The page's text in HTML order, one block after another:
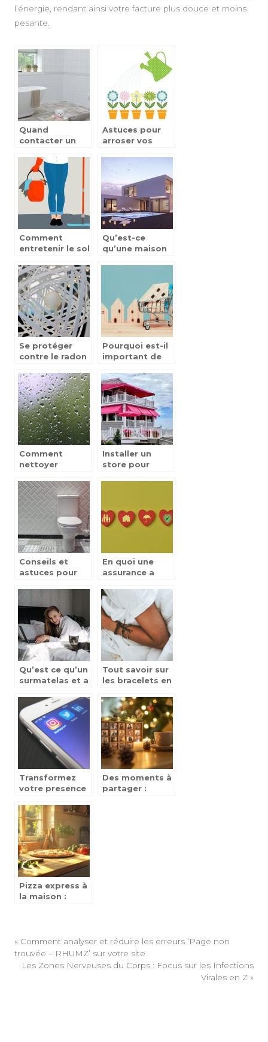
l’énergie, rendant ainsi votre facture plus douce et moins
pesante.
Quand
contacter un
pour des
travaux à la
maison?
Astuces pour
arroser vos
d’intérieur
Comment
entretenir le sol
maison?
Qu’est-ce
qu’une maison
Se protéger
contre le radon
avec un
dosimètre le
taux de
concentration
Pourquoi est-il
important de
plusieurs devis
pour mon
déménagement ?
Comment
nettoyer
les vitrages de
sa maison
Installer un
store pour
Conseils et
astuces pour
En quoi une
assurance a
civile est
indispensable ?
Qu’est ce qu’un
surmatelas et a
Tout savoir sur
les bracelets en
avantages,
choix
Transformez
votre presence
sociaux en
veritables
opportunites
Des moments à
partager :
Pizza express à
la maison :
« Comment analyser et réduire les erreurs ‘Page non
trouvée – RHUMZ’ sur votre site
Les Zones Nerveuses du Corps : Focus sur les Infections
Virales en Z »